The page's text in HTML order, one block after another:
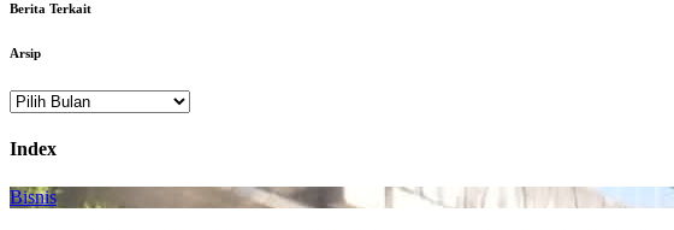
Berita Terkait
Arsip
Arsip
Index
Bisnis